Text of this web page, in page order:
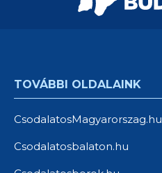
TOVÁBBI OLDALAINK
CsodalatosMagyarorszag.hu
Csodalatosbalaton.hu